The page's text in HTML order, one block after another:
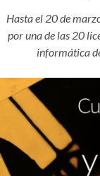
Hasta el 20 de
por una de las 20
informática